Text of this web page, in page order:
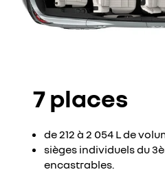
7 places
de 212 à 2 054 L de
sièges individuels du
encastrables.